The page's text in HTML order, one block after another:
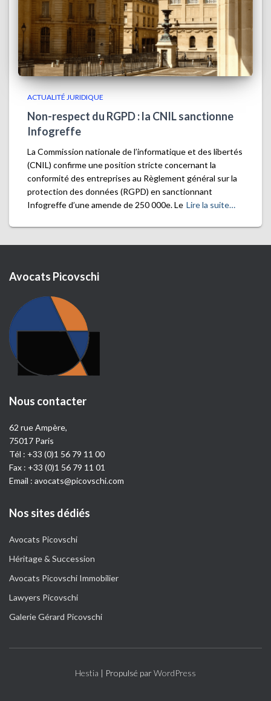
ACTUALITÉ JURIDIQUE
Non-respect du RGPD : la CNIL sanctionne
Infogreffe
La Commission nationale de l’informatique et des libertés
(CNIL) confirme une position stricte concernant la
conformité des entreprises au Règlement général sur la
protection des données (RGPD) en sanctionnant
Infogreffe d’une amende de 250 000e. Le Lire la suite…
Avocats Picovschi
Nous contacter
62 rue Ampère,
75017 Paris
Tél : +33 (0)1 56 79 11 00
Fax : +33 (0)1 56 79 11 01
Email : avocats@picovschi.com
Nos sites dédiés
Avocats Picovschi
Héritage & Succession
Avocats Picovschi Immobilier
Lawyers Picovschi
Galerie Gérard Picovschi
Hestia | Propulsé parWordPress